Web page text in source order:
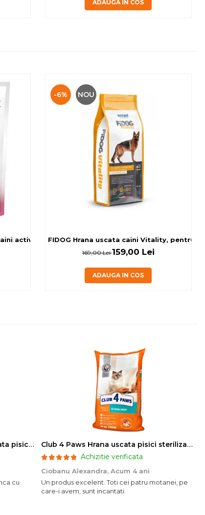
ADAUGA IN COS
activi, cu banane si miel, 0.15kg
-6% NOU
FIDOG Hrana uscata caini Vitality, pentru
169,00 Lei159,00 Lei
ADAUGA IN COS
Club 4 Paws Sensitive Hrana uscata pisici adulte, 14kg
cu
Club 4 Paws Hrana uscata pisici sterilizate, 14kg
Achizitie verificata
Ciobanu Alexandra, Acum 4 ani
Un produs excelent. Toti cei patru motanei, pe
care-i avem, sunt incantati.